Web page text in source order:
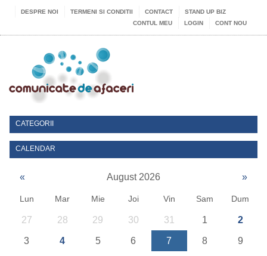
DESPRE NOI TERMENI SI CONDITII CONTACT
STAND UP BIZ
CONTUL MEU
LOGIN CONT NOU
CATEGORII
CALENDAR
« August 2026 »
Lun Mar Mie Joi Vin Sam Dum
27 28 29 30 31 1 2
3 4 5 6 7 8 9